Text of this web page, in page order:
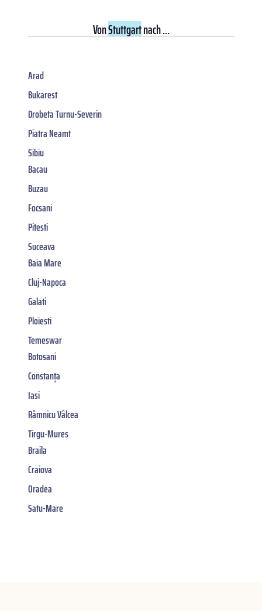
VonStuttgartnach ...
Arad
Bukarest
Drobeta Turnu-Severin
Piatra Neamt
Sibiu
Bacau
Buzau
Focsani
Pitesti
Suceava
Baia Mare
Cluj-Napoca
Galati
Ploiesti
Temeswar
Botosani
Constanța
Iasi
Râmnicu Vâlcea
Tirgu-Mures
Braila
Craiova
Oradea
Satu-Mare